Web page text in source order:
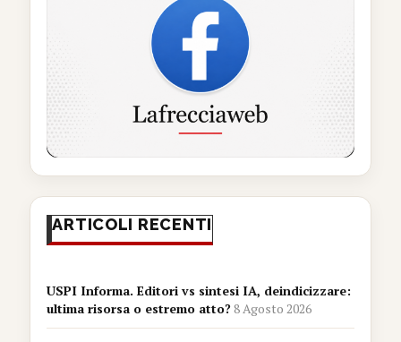
ARTICOLI RECENTI
USPI Informa. Editori vs sintesi IA, deindicizzare:
ultima risorsa o estremo atto?8 Agosto 2026